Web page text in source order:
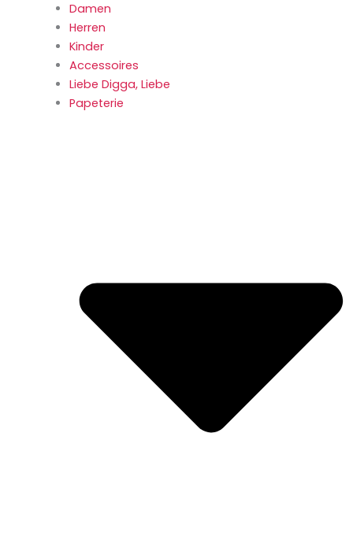
Damen
Herren
Kinder
Accessoires
Liebe Digga, Liebe
Papeterie